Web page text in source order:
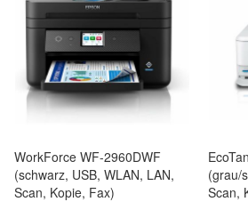
WorkForce WF-2960DWF
(schwarz, USB, WLAN, LAN,
Scan, Kopie, Fax)
(grau/
Scan,